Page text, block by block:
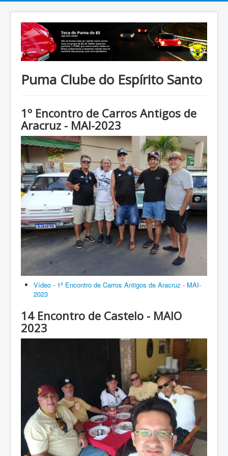
Puma Clube do Espírito Santo
1º Encontro de Carros Antigos de
Aracruz - MAI-2023
Vídeo - 1º Encontro de Carros Antigos de Aracruz - MAI-
2023
14 Encontro de Castelo - MAIO
2023